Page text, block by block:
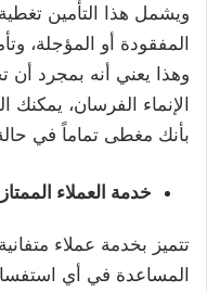
ويشمل هذا التأمين
المفقودة أو المؤجلة،
وهذا يعني أنه بمجرد
الإنماء الفرسان، يمكنك
بأنك مغطى تماماً في
خدمة العملاء
تتميز بخدمة عملاء
المساعدة في أي